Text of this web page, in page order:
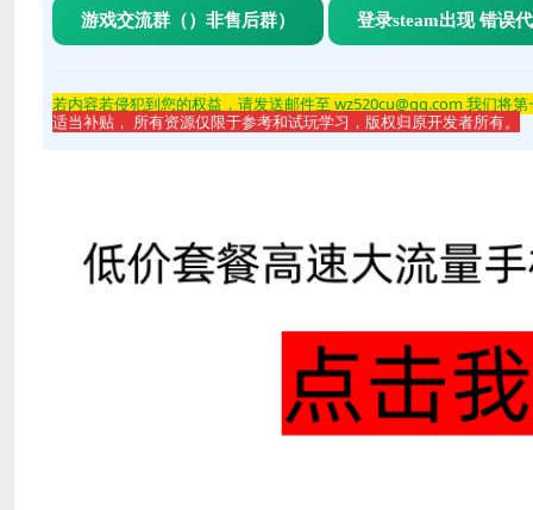
游戏交流群（）非售后群） 登录steam出现 错误
若内容若侵犯到您的权益，请发送邮件至 wz520cu@qq.com 我们将
适当补贴， 所有资源仅限于参考和试玩学习，版权归原开发者所有。